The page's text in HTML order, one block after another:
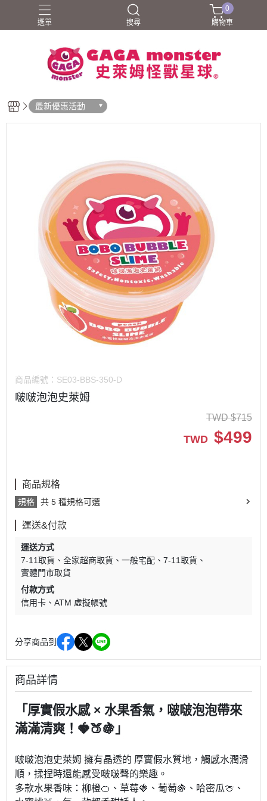
選單 搜尋
0
購物車
最新優惠活動
商品編號： SE03-BBS-350-D
啵啵泡泡史萊姆
TWD $715
TWD $499
商品規格
規格 共 5 種規格可選
運送&付款
運送方式
7-11取貨
全家超商取貨 一般宅配
7-11取貨
實體門市取貨
付款方式
信用卡
ATM 虛擬帳號
分享商品到
商品詳情
「厚實假水感 × 水果香氣，啵啵泡泡帶來
滿滿清爽！🍓🍑🍇」
啵啵泡泡史萊姆 擁有晶透的 厚實假水質地，觸感水潤滑
順，揉捏時還能感受啵啵聲的樂趣。
多款水果香味：柳橙🍊、草莓🍓、葡萄🍇、哈密瓜🍈、